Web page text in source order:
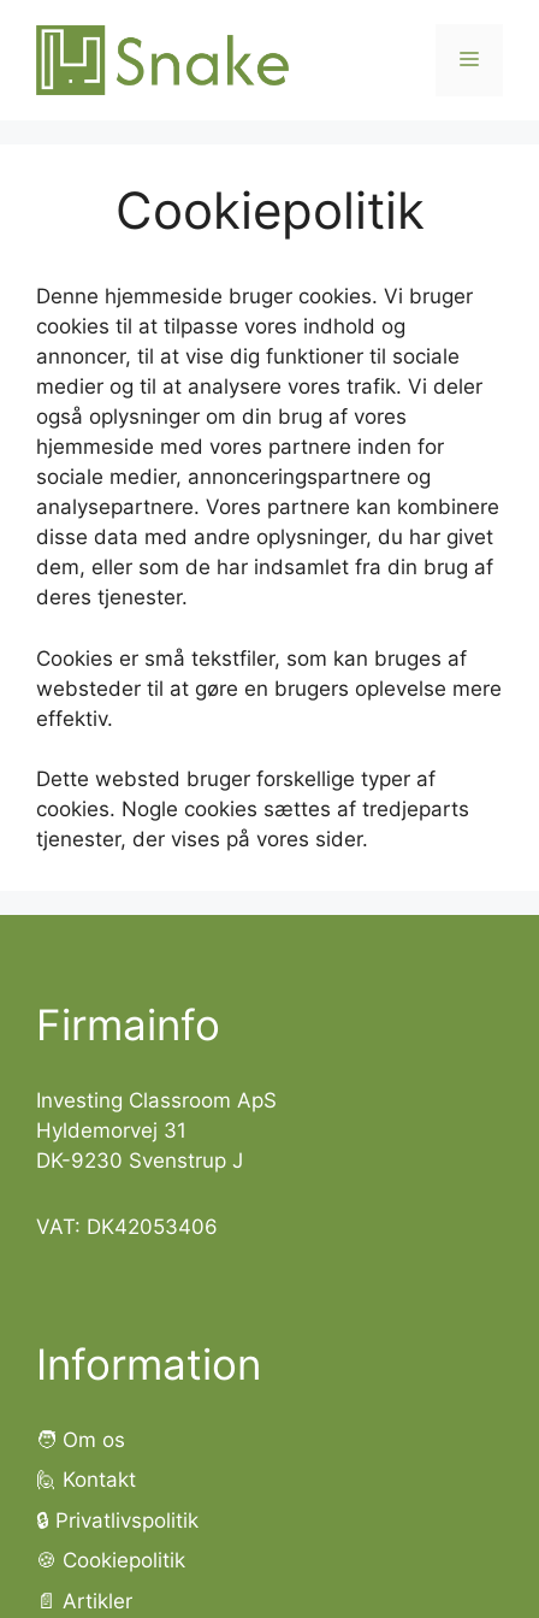
indhold
Menu
Cookiepolitik
Denne hjemmeside bruger cookies. Vi bruger
cookies til at tilpasse vores indhold og
annoncer, til at vise dig funktioner til sociale
medier og til at analysere vores trafik. Vi deler
også oplysninger om din brug af vores
hjemmeside med vores partnere inden for
sociale medier, annonceringspartnere og
analysepartnere. Vores partnere kan kombinere
disse data med andre oplysninger, du har givet
dem, eller som de har indsamlet fra din brug af
deres tjenester.
Cookies er små tekstfiler, som kan bruges af
websteder til at gøre en brugers oplevelse mere
effektiv.
Dette websted bruger forskellige typer af
cookies. Nogle cookies sættes af tredjeparts
tjenester, der vises på vores sider.
Firmainfo
Investing Classroom ApS
Hyldemorvej 31
DK-9230 Svenstrup J
VAT: DK42053406
Information
🧑 Om os
🙋 Kontakt
🔒 Privatlivspolitik
🍪 Cookiepolitik
📄 Artikler